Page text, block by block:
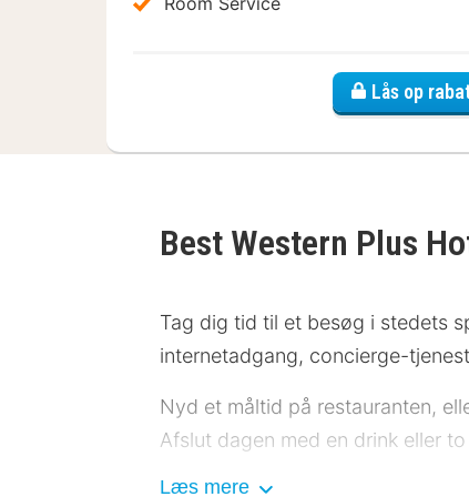
Lås op
Best Western Plus
Tag dig tid til et besøg i stedets
internetadgang, concierge-
Nyd et måltid på restauranten,
Afslut dagen med en drink eller
Dette overnatningssted har fået
Læs mere